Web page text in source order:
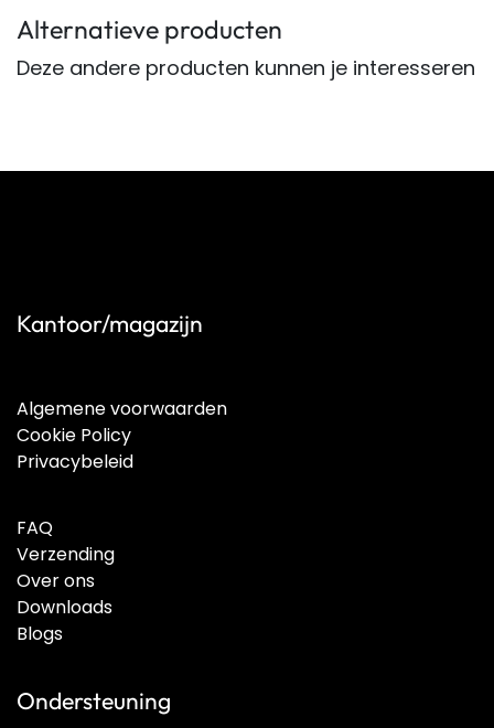
Alternatieve producten
Deze andere producten kunnen je interesseren
Kantoor/magazijn
Algemene voorwaarden
Cookie Policy
Privacybeleid
FAQ
Verzending
Over ons
Downloads
Blogs
Ondersteuning